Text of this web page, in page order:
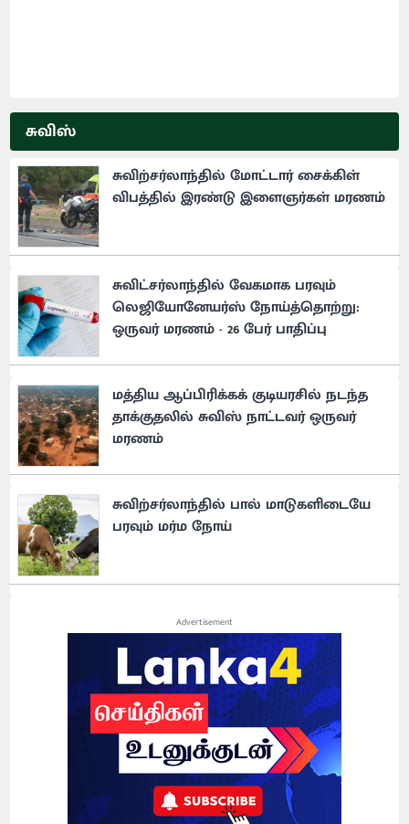
சுவிஸ்
சுவிற்சர்லாந்தில் மோட்டார் சைக்கிள்
விபத்தில் இரண்டு இளைஞர்கள் மரணம்
சுவிட்சர்லாந்தில் வேகமாக பரவும்
லெஜியோனேயர்ஸ் நோய்த்தொற்று:
ஒருவர் மரணம் - 26 பேர் பாதிப்பு
மத்திய ஆப்பிரிக்கக் குடியரசில் நடந்த
தாக்குதலில் சுவிஸ் நாட்டவர் ஒருவர்
மரணம்
சுவிற்சர்லாந்தில் பால் மாடுகளிடையே
பரவும் மர்ம நோய்
Advertisement